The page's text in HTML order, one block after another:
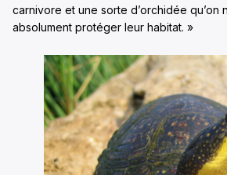
carnivore et une sorte d’orchidée qu’on
absolument protéger leur habitat. »